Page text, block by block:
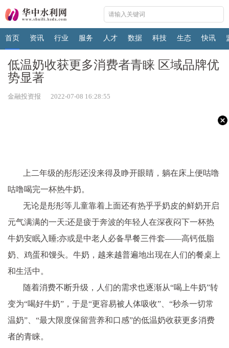
首页 资讯 行业 服务 人才 数据 科技 生态 快讯
低温奶收获更多消费者青睐 区域品牌优
势显著
金融投资报 2022-07-08 16:28:55
上二年级的彤彤还没来得及睁开眼睛，躺在床上便咕噜
咕噜喝完一杯热牛奶。
无论是彤彤等儿童靠着上面还有热乎乎奶皮的鲜奶开启
元气满满的一天;还是疲于奔波的年轻人在深夜闷下一杯热
牛奶安眠入睡;亦或是中老人必备早餐三件套——高钙低脂
奶、鸡蛋和馒头。牛奶，越来越普遍地出现在人们的餐桌上
和生活中。
随着消费不断升级，人们的需求也逐渐从“喝上牛奶”转
变为“喝好牛奶”，于是“更容易被人体吸收”、“秒杀一切常
温奶”、“最大限度保留营养和口感”的低温奶收获更多消费
者的青睐。